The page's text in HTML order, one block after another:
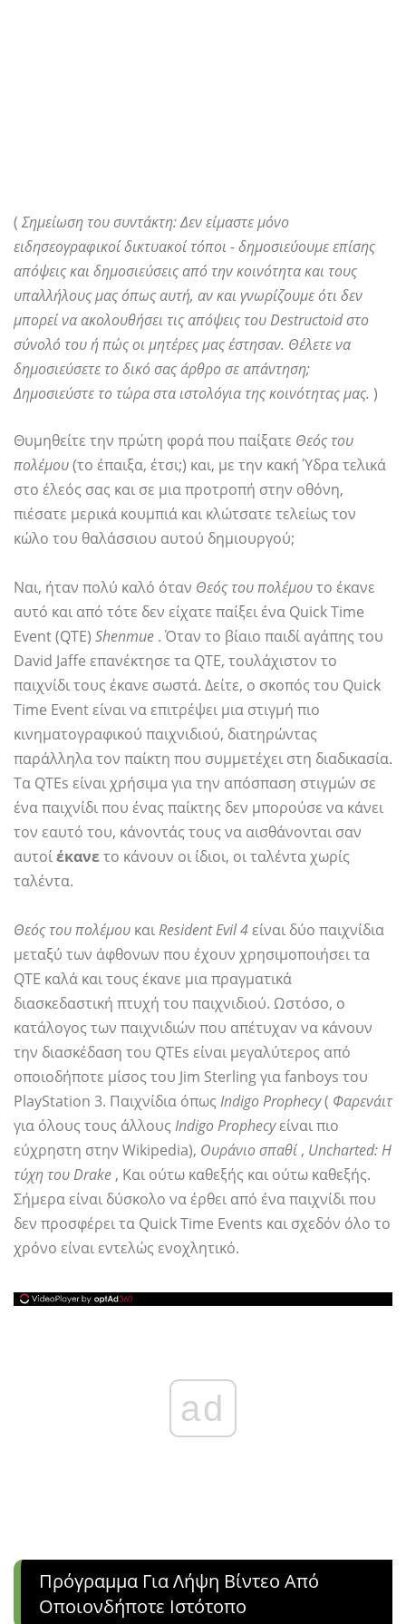
( Σημείωση του συντάκτη: Δεν είμαστε μόνο
ειδησεογραφικοί δικτυακοί τόποι - δημοσιεύουμε επίσης
απόψεις και δημοσιεύσεις από την κοινότητα και τους
υπαλλήλους μας όπως αυτή, αν και γνωρίζουμε ότι δεν
μπορεί να ακολουθήσει τις απόψεις του Destructoid στο
σύνολό του ή πώς οι μητέρες μας έστησαν. Θέλετε να
δημοσιεύσετε το δικό σας άρθρο σε απάντηση;
Δημοσιεύστε το τώρα στα ιστολόγια της κοινότητας μας. )
Θυμηθείτε την πρώτη φορά που παίξατε Θεός του
πολέμου(το έπαιξα, έτσι;) και, με την κακή Ύδρα τελικά
στο έλεός σας και σε μια προτροπή στην οθόνη,
πιέσατε μερικά κουμπιά και κλώτσατε τελείως τον
κώλο του θαλάσσιου αυτού δημιουργού;
Ναι, ήταν πολύ καλό όταν Θεός του πολέμουτο έκανε
αυτό και από τότε δεν είχατε παίξει ένα Quick Time
Event (QTE) Shenmue . Όταν το βίαιο παιδί αγάπης του
David Jaffe επανέκτησε τα QTE, τουλάχιστον το
παιχνίδι τους έκανε σωστά. Δείτε, ο σκοπός του Quick
Time Event είναι να επιτρέψει μια στιγμή πιο
κινηματογραφικού παιχνιδιού, διατηρώντας
παράλληλα τον παίκτη που συμμετέχει στη διαδικασία.
Τα QTEs είναι χρήσιμα για την απόσπαση στιγμών σε
ένα παιχνίδι που ένας παίκτης δεν μπορούσε να κάνει
τον εαυτό του, κάνοντάς τους να αισθάνονται σαν
αυτοίέκανετο κάνουν οι ίδιοι, οι ταλέντα χωρίς
ταλέντα.
Θεός του πολέμου καιResident Evil 4είναι δύο παιχνίδια
μεταξύ των άφθονων που έχουν χρησιμοποιήσει τα
QTE καλά και τους έκανε μια πραγματικά
διασκεδαστική πτυχή του παιχνιδιού. Ωστόσο, ο
κατάλογος των παιχνιδιών που απέτυχαν να κάνουν
την διασκέδαση του QTEs είναι μεγαλύτερος από
οποιοδήποτε μίσος του Jim Sterling για fanboys του
PlayStation 3. Παιχνίδια όπως Indigo Prophecy( Φαρενάιτ
για όλους τους άλλους Indigo Prophecyείναι πιο
εύχρηστη στην Wikipedia), Ουράνιο σπαθί, Uncharted: Η
τύχη του Drake , Και ούτω καθεξής και ούτω καθεξής.
Σήμερα είναι δύσκολο να έρθει από ένα παιχνίδι που
δεν προσφέρει τα Quick Time Events και σχεδόν όλο το
χρόνο είναι εντελώς ενοχλητικό.
ad
Πρόγραμμα Για Λήψη Βίντεο Από
Οποιονδήποτε Ιστότοπο